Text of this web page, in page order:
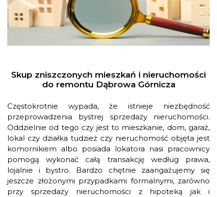
Skup zniszczonych mieszkań i nieruchomości
do remontu Dąbrowa Górnicza
Częstokrotnie wypada, że istnieje niezbędność
przeprowadzenia bystrej sprzedaży nieruchomości.
Oddzielnie od tego czy jest to mieszkanie, dom, garaż,
lokal czy działka tudzież czy nieruchomość objęta jest
komornikiem albo posiada lokatora nasi pracownicy
pomogą wykonać całą transakcję według prawa,
lojalnie i bystro. Bardzo chętnie zaangażujemy się
jeszcze złożonymi przypadkami formalnymi, zarówno
przy sprzedaży nieruchomości z hipoteką jak i